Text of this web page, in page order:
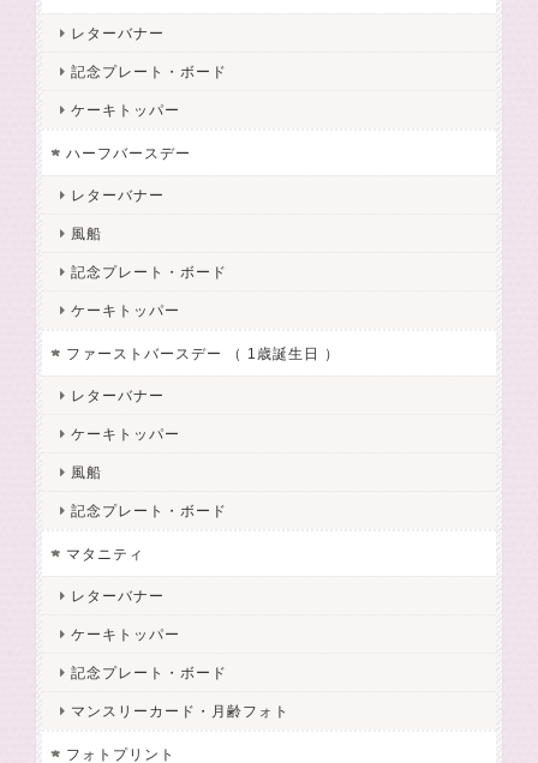
レターバナー
記念プレート・ボード
ケーキトッパー
ハーフバースデー
レターバナー
風船
記念プレート・ボード
ケーキトッパー
ファーストバースデー （ 1歳誕生日 ）
レターバナー
ケーキトッパー
風船
記念プレート・ボード
マタニティ
レターバナー
ケーキトッパー
記念プレート・ボード
マンスリーカード・月齢フォト
フォトプリント